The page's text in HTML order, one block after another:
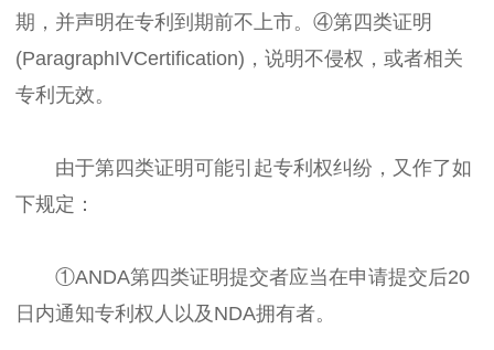
期，并声明在专利到期前不上市。④第四类证明
(ParagraphIVCertification)，说明不侵权，或者相关
专利无效。
由于第四类证明可能引起专利权纠纷，又作了如
下规定：
①ANDA第四类证明提交者应当在申请提交后20
日内通知专利权人以及NDA拥有者。